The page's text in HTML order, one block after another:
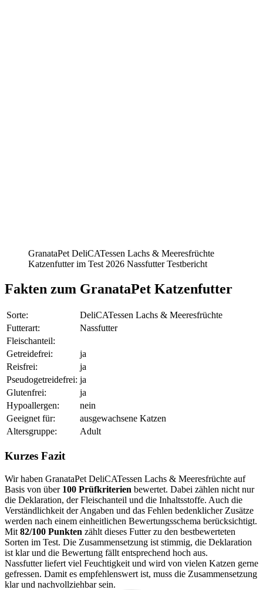
GranataPet DeliCATessen Lachs & Meeresfrüchte
Katzenfutter im Test 2026 Nassfutter Testbericht
Fakten zum GranataPet Katzenfutter
Sorte:
DeliCATessen Lachs & Meeresfrüchte
Futterart:
Nassfutter
Fleischanteil:
Getreidefrei:
ja
Reisfrei:
ja
Pseudogetreidefrei: ja
Glutenfrei:
ja
Hypoallergen:
nein
Geeignet für:
ausgewachsene Katzen
Altersgruppe:
Adult
Kurzes Fazit
Wir haben GranataPet DeliCATessen Lachs & Meeresfrüchte auf
Basis von über 100 Prüfkriterien bewertet. Dabei zählen nicht nur
die Deklaration, der Fleischanteil und die Inhaltsstoffe. Auch die
Verständlichkeit der Angaben und das Fehlen bedenklicher Zusätze
werden nach einem einheitlichen Bewertungsschema berücksichtigt.
Mit 82/100 Punkten zählt dieses Futter zu den bestbewerteten
Sorten im Test. Die Zusammensetzung ist stimmig, die Deklaration
ist klar und die Bewertung fällt entsprechend hoch aus.
Nassfutter liefert viel Feuchtigkeit und wird von vielen Katzen gerne
gefressen. Damit es empfehlenswert ist, muss die Zusammensetzung
klar und nachvollziehbar sein.